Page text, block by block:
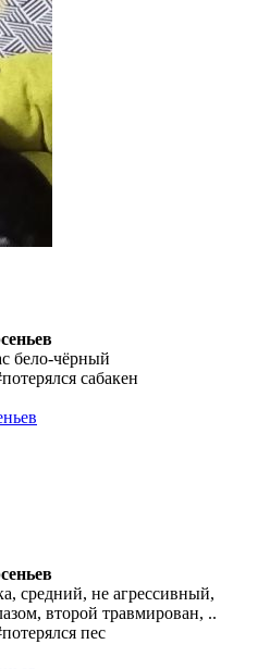
бело-чёрный
сабакен
средний, не агрессивный,
второй травмирован, ..
пес